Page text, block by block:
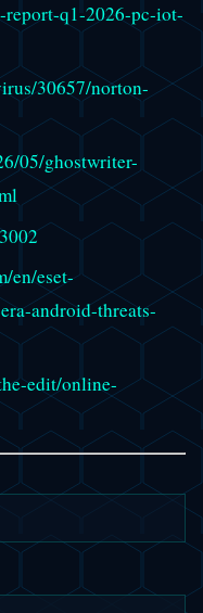
report-q1-2026-pc-iot-
30657/norton-
05/ghostwriter-
en/eset-
android-threats-
edit/online-